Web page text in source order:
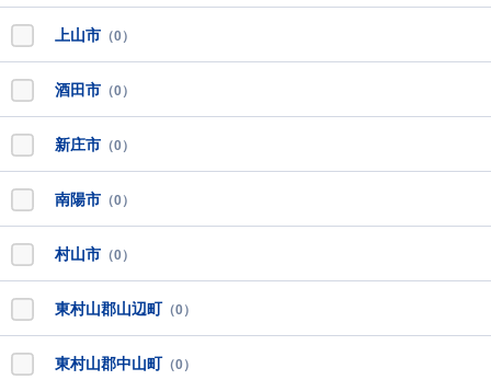
上山市 （0）
酒田市 （0）
新庄市 （0）
南陽市 （0）
村山市 （0）
東村山郡山辺町 （0）
東村山郡中山町 （0）